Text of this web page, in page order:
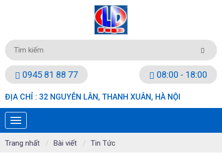
0945 81 88 77 08:00 - 18:00
ĐỊA CHỈ : 32 NGUYỄN LÂN, THANH XUÂN, HÀ NỘI
Trang nhất Bài viết Tin Tức